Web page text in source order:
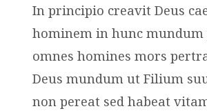
In principio creavit Deus
hominem in hunc
omnes homines mors
Deus mundum ut Filium
non pereat sed habeat